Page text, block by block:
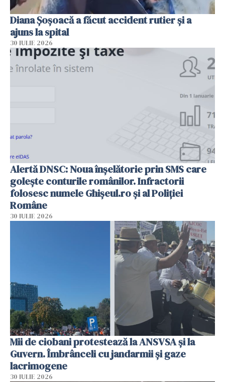
Diana Șoșoacă a făcut accident rutier și a
ajuns la spital
30 IULIE 2026
Alertă DNSC: Noua înșelătorie prin SMS care
golește conturile românilor. Infractorii
folosesc numele Ghișeul.ro și al Poliției
Române
30 IULIE 2026
Mii de ciobani protestează la ANSVSA și la
Guvern. Îmbrânceli cu jandarmii și gaze
lacrimogene
30 IULIE 2026